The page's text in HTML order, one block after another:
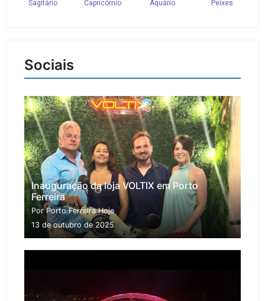
Sociais
Inauguração da loja VOLTIX em Porto
Ferreira
Por Porto Ferreira Hoje
13 de outubro de 2025